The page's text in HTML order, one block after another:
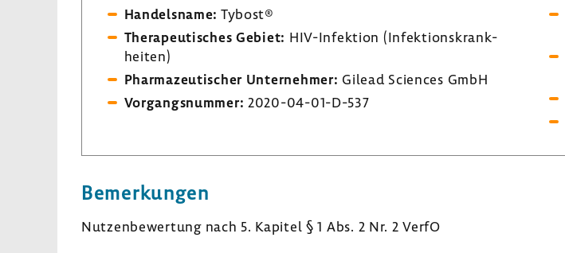
Handels­name: Tybost®
Thera­peu­ti­sches Gebiet: HIV-​Infektion (Infek­ti­ons­krank­
heiten)
Phar­ma­zeu­ti­scher Unter­nehmer: Gilead Sciences GmbH
Vorgangs­nummer: 2020-​04-01-D-537
Bemer­kungen
Nutzen­be­wer­tung nach 5. Kapitel § 1 Abs. 2 Nr. 2 VerfO